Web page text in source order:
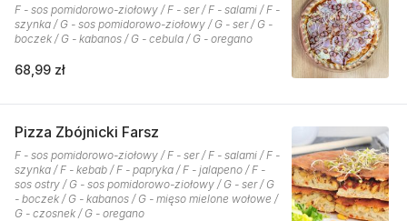
F - sos pomidorowo-ziołowy / F - ser / F - salami / F -
szynka / G - sos pomidorowo-ziołowy / G - ser / G -
boczek / G - kabanos / G - cebula / G - oregano
68,99 zł
Pizza Zbójnicki Farsz
F - sos pomidorowo-ziołowy / F - ser / F - salami / F -
szynka / F - kebab / F - papryka / F - jalapeno / F -
sos ostry / G - sos pomidorowo-ziołowy / G - ser / G
- boczek / G - kabanos / G - mięso mielone wołowe /
G - czosnek / G - oregano